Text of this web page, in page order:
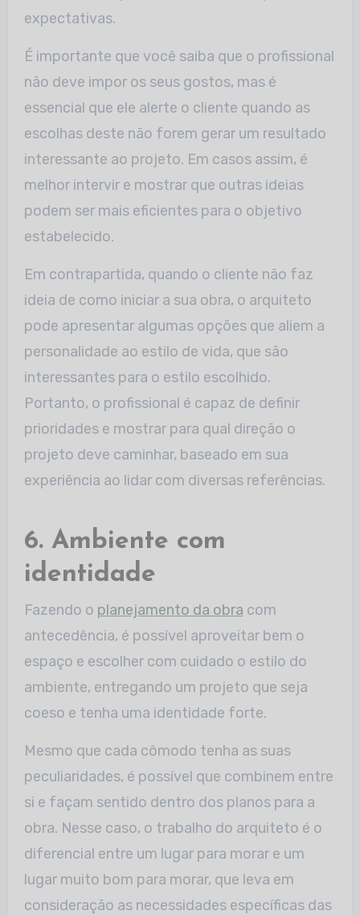
expectativas.
É importante que você saiba que o profissional
não deve impor os seus gostos, mas é
essencial que ele alerte o cliente quando as
escolhas deste não forem gerar um resultado
interessante ao projeto. Em casos assim, é
melhor intervir e mostrar que outras ideias
podem ser mais eficientes para o objetivo
estabelecido.
Em contrapartida, quando o cliente não faz
ideia de como iniciar a sua obra, o arquiteto
pode apresentar algumas opções que aliem a
personalidade ao estilo de vida, que são
interessantes para o estilo escolhido.
Portanto, o profissional é capaz de definir
prioridades e mostrar para qual direção o
projeto deve caminhar, baseado em sua
experiência ao lidar com diversas referências.
6. Ambiente com
identidade
Fazendo o planejamento da obra com
antecedência, é possível aproveitar bem o
espaço e escolher com cuidado o estilo do
ambiente, entregando um projeto que seja
coeso e tenha uma identidade forte.
Mesmo que cada cômodo tenha as suas
peculiaridades, é possível que combinem entre
si e façam sentido dentro dos planos para a
obra. Nesse caso, o trabalho do arquiteto é o
diferencial entre um lugar para morar e um
lugar muito bom para morar, que leva em
consideração as necessidades específicas das